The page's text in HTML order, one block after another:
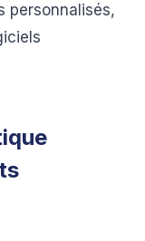
personnalisés,